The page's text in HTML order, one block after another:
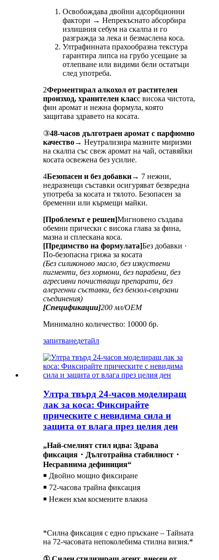
Освобождава двойни адсорбционни
фактори → Непрекъснато абсорбира
излишния себум на скалпа и го
разгражда за лека и безмаслена коса.
Ултрафинната прахообразна текстура
гарантира липса на грубо усещане за
отлепване или видими бели остатъци
след употреба.
2Ферментирал алкохол от растителен
произход, хранителен класс висока чистота,
фин аромат и нежна формула, която
защитава здравето на косата.
③48-часов дълготраен аромат с парфюмно
качество→ Неутрализира мазните миризми
на скалпа със свеж аромат на чай, оставяйки
косата освежена без усилие.
4Безопасен и без добавки→ 7 нежни,
недразнещи съставки осигуряват безвредна
употреба за косата и тялото. Безопасен за
бременни или кърмещи майки.
[Проблемът е решен]Мигновено създава
обемни прически с висока глава за фина,
мазна и сплескана коса.
[Предимство на формулата]Без добавки ·
По-безопасна грижа за косата
(Без силиконово масло, без изкуствени
пигменти, без хормони, без парабени, без
агресивни почистващи препарати, без
алергенни съставки, без бензол-свързани
съединения)
[Спецификации]200 мл/ОЕМ
Минимално количество: 10000 бр.
запитванедетайл
Ултра твърд 24-часов моделиращ
лак за коса: Фиксирайте
прическите с невидима сила и
защита от влага през целия ден
„Най-смелият стил идва: Здрава
фиксация・Дълготрайна стабилност・
Несравнима дефиниция“
￭ Двойно мощно фиксиране
￭ 72-часова трайна фиксация
￭ Нежен към космените влакна
*Силна фиксация с едно пръскане – Тайната
на 72-часовата непоколебима стилна визия.*